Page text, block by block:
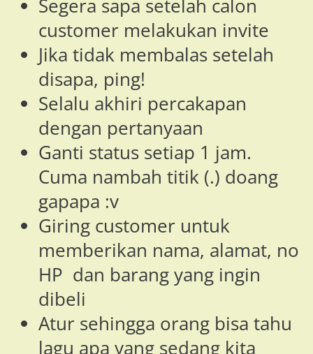
Segera sapa setelah calon
customer melakukan invite
Jika tidak membalas setelah
disapa, ping!
Selalu akhiri percakapan
dengan pertanyaan
Ganti status setiap 1 jam.
Cuma nambah titik (.) doang
gapapa :v
Giring customer untuk
memberikan nama, alamat, no
HP dan barang yang ingin
dibeli
Atur sehingga orang bisa tahu
lagu apa yang sedang kita